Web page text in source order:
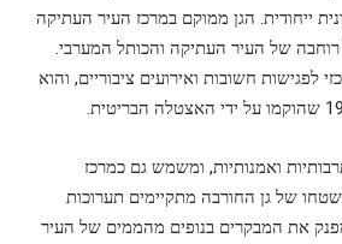
ייחודית. הגן ממוקם במרכז העיר העתיקה
רוחבה של העיר העתיקה והכותל המערבי.
חשובות ואירועים ציבוריים, והוא
ואמנותיות, ומשמש גם כמרכז
של גן החורבה מתקיימים תערוכות
את המבקרים בנופים מהממים של העיר